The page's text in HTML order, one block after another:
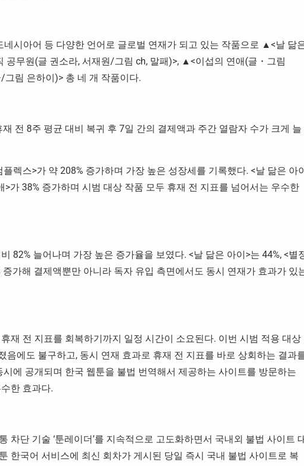
네시아어 등 다양한 언어로 글로벌 연재가 되고 있는 작품으로 ▲<날 닮
무원(글 권소라, 서재원/그림 ch, 말패)>, ▲<이섭의 연애(글・그림
림 은하이)> 총 네 개 작품이다.
전 8주 평균 대비 복귀 후 7일 간의 결제액과 주간 열람자 수가 크게 늘
렉스>가 약 208% 증가하며 가장 높은 성장세를 기록했다. <날 닮은 아
>가 38% 증가하며 시범 대상 작품 모두 휴재 전 지표를 넘어서는 우수한
82% 늘어나며 가장 높은 증가율을 보였다. <날 닮은 아이>는 44%, <별
증가해 결제액뿐만 아니라 독자 유입 측면에서도 동시 연재가 효과가 있
재 전 지표를 회복하기까지 일정 시간이 소요된다. 이번 시범 적용 대상
음에도 불구하고, 동시 연재 효과로 휴재 전 지표를 바로 상회하는 결과
에 공개되며 한국 웹툰을 불법 번역해서 제공하는 사이트를 방문하는
한 효과다.
차단 기술 ‘툰레이더’를 지속적으로 고도화하면서 국내외 불법 사이트
한국어 서비스에 최신 회차가 게시된 당일 즉시 국내 불법 사이트로 복